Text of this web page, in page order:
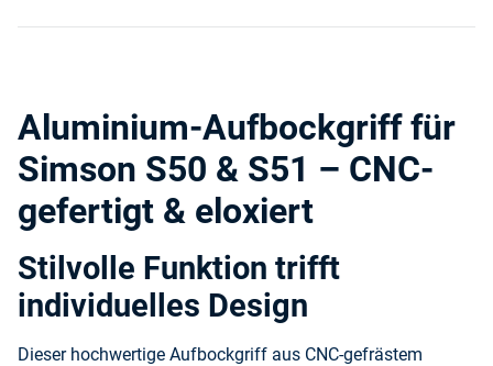
Aluminium-Aufbockgriff für
Simson S50 & S51 – CNC-
gefertigt & eloxiert
Stilvolle Funktion trifft
individuelles Design
Dieser hochwertige Aufbockgriff aus CNC-gefrästem